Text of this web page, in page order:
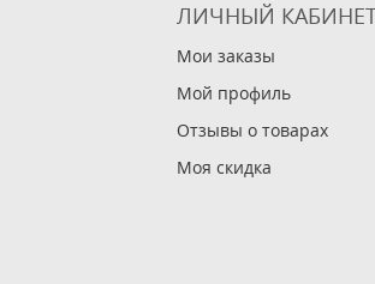
ЛИЧНЫЙ
Мои заказы
Мой профиль
Отзывы о товарах
Моя скидка